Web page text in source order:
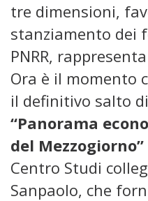
tre dimensioni,
stanziamento dei
PNRR,
Ora è il momento
il definitivo salto
“Panorama
del Mezzogiorno”
Centro Studi
Sanpaolo, che